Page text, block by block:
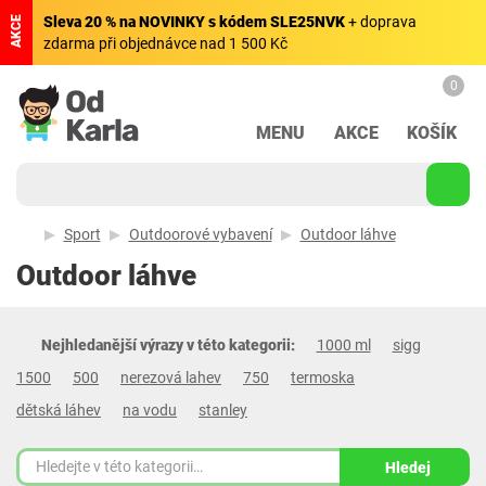
AKCE Sleva 20 % na NOVINKY s kódem SLE25NVK+ doprava
zdarma při objednávce nad 1 500 Kč
MENU AKCE
0
KOŠÍK
Sport Outdoorové vybavení Outdoor láhve
Outdoor láhve
Nejhledanější výrazy v této kategorii: 1000 ml
sigg
1500
500 nerezová lahev 750
termoska
dětská láhev
na vodu stanley
Hledej